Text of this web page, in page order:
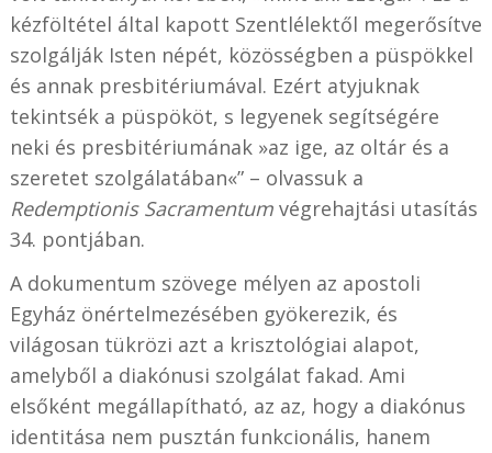
kézföltétel által kapott Szentlélektől megerősítve
szolgálják Isten népét, közösségben a püspökkel
és annak presbitériumával. Ezért atyjuknak
tekintsék a püspököt, s legyenek segítségére
neki és presbitériumának »az ige, az oltár és a
szeretet szolgálatában«” – olvassuk a
Redemptionis Sacramentumvégrehajtási utasítás
34. pontjában.
A dokumentum szövege mélyen az apostoli
Egyház önértelmezésében gyökerezik, és
világosan tükrözi azt a krisztológiai alapot,
amelyből a diakónusi szolgálat fakad. Ami
elsőként megállapítható, az az, hogy a diakónus
identitása nem pusztán funkcionális, hanem